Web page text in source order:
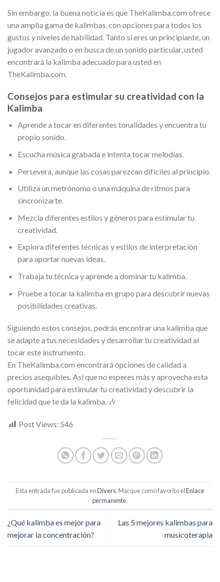
Sin embargo, la buena noticia es que TheKalimba.com ofrece
una amplia gama de kalimbas, con opciones para todos los
gustos y niveles de habilidad. Tanto si eres un principiante, un
jugador avanzado o en busca de un sonido particular, usted
encontrará la kalimba adecuado para usted en
TheKalimba.com.
Consejos para estimular su creatividad con la
Kalimba
Aprende a tocar en diferentes tonalidades y encuentra tu
propio sonido.
Escucha música grabada e intenta tocar melodías.
Persevera, aunque las cosas parezcan difíciles al principio.
Utiliza un metrónomo o una máquina de ritmos para
sincronizarte.
Mezcla diferentes estilos y géneros para estimular tu
creatividad.
Explora diferentes técnicas y estilos de interpretación
para aportar nuevas ideas.
Trabaja tu técnica y aprende a dominar tu kalimba.
Pruebe a tocar la kalimba en grupo para descubrir nuevas
posibilidades creativas.
Siguiendo estos consejos, podrás encontrar una kalimba que
se adapte a tus necesidades y desarrollar tu creatividad al
tocar este instrumento.
En TheKalimba.com encontrará opciones de calidad a
precios asequibles. Así que no esperes más y aprovecha esta
oportunidad para estimular tu creatividad y descubrir la
felicidad que te da la kalimba. 🎶
Post Views: 546
Esta entrada fue publicada enDivers. Marque como favorito elEnlace
permanente.
¿Qué kalimba es mejor para
mejorar la concentración?
Las 5 mejores kalimbas para
musicoterapia